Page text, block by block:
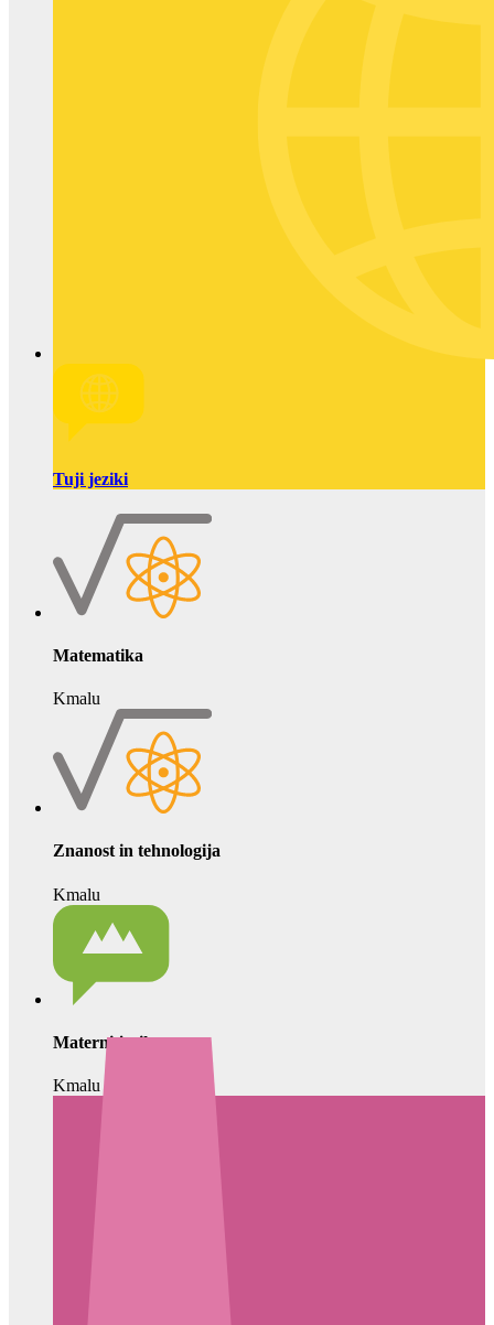
Tuji jeziki
Matematika
Kmalu
Znanost in tehnologija
Kmalu
Materni jezik
Kmalu